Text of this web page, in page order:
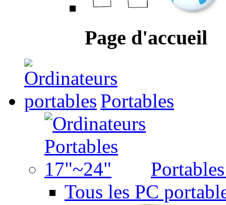
Page d'accueil
Portables
Tous les PC